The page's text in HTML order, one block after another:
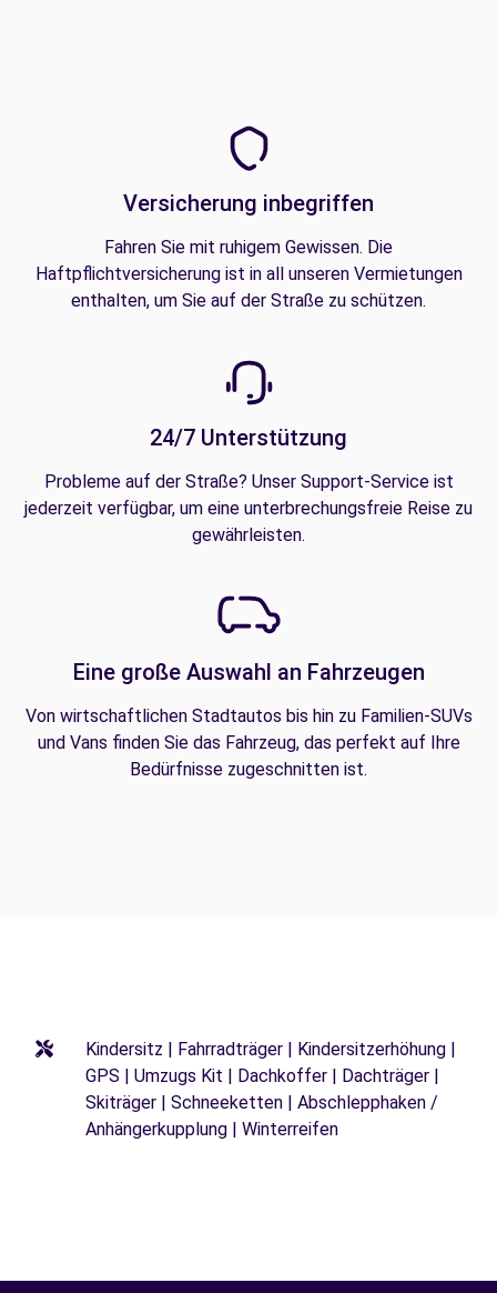
Versicherung inbegriffen
Fahren Sie mit ruhigem Gewissen. Die
Haftpflichtversicherung ist in all unseren Vermietungen
enthalten, um Sie auf der Straße zu schützen.
24/7 Unterstützung
Probleme auf der Straße? Unser Support-Service ist
jederzeit verfügbar, um eine unterbrechungsfreie Reise zu
gewährleisten.
Eine große Auswahl an Fahrzeugen
Von wirtschaftlichen Stadtautos bis hin zu Familien-SUVs
und Vans finden Sie das Fahrzeug, das perfekt auf Ihre
Bedürfnisse zugeschnitten ist.
Kindersitz | Fahrradträger | Kindersitzerhöhung |
GPS | Umzugs Kit | Dachkoffer | Dachträger |
Skiträger | Schneeketten | Abschlepphaken /
Anhängerkupplung | Winterreifen